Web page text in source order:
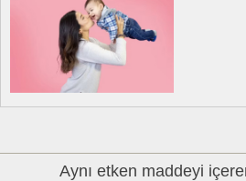
Aynı etken maddeyi